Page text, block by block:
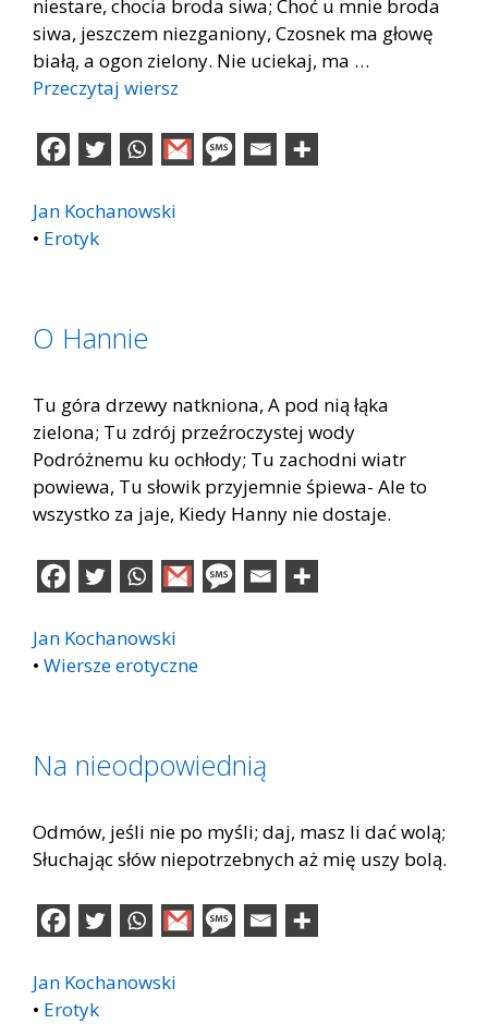
niestare, chocia broda siwa; Choć u mnie broda
siwa, jeszczem niezganiony, Czosnek ma głowę
białą, a ogon zielony. Nie uciekaj, ma …
Przeczytaj wiersz
Jan Kochanowski
• Erotyk
O Hannie
Tu góra drzewy natkniona, A pod nią łąka
zielona; Tu zdrój przeźroczystej wody
Podróżnemu ku ochłody; Tu zachodni wiatr
powiewa, Tu słowik przyjemnie śpiewa- Ale to
wszystko za jaje, Kiedy Hanny nie dostaje.
Jan Kochanowski
• Wiersze erotyczne
Na nieodpowiednią
Odmów, jeśli nie po myśli; daj, masz li dać wolą;
Słuchając słów niepotrzebnych aż mię uszy bolą.
Jan Kochanowski
• Erotyk